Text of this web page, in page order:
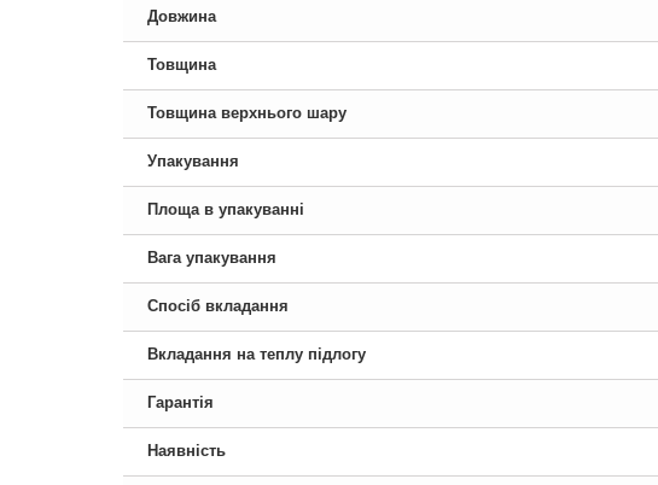
Довжина
Товщина
Товщина верхнього шару
Упакування
Площа в упакуванні
Вага упакування
Спосіб вкладання
Вкладання на теплу підлогу
Гарантія
Наявність